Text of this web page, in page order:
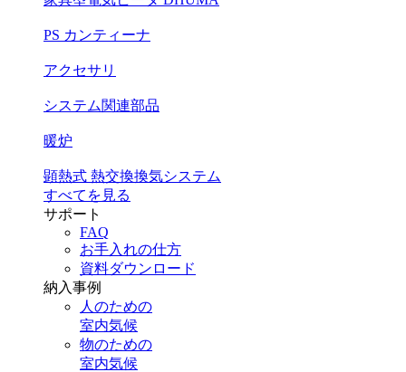
PS カンティーナ
アクセサリ
システム関連部品
暖炉
顕熱式 熱交換換気システム
すべてを見る
サポート
FAQ
お手入れの仕方
資料ダウンロード
納入事例
人のための
室内気候
物のための
室内気候